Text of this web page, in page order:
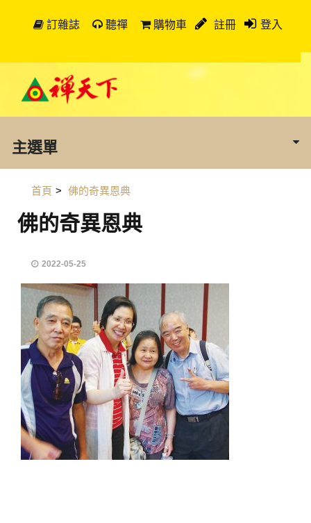
訂雜誌 聽禪 購物車 註冊 登入
主選單
首頁 > 佛的奇異恩典
佛的奇異恩典
2022-05-25